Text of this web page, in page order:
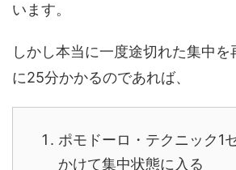
います。
しかし本当に一度途切れた集中
に25分かかるのであれば、
ポモドーロ・テクニック1
かけて集中状態に入る